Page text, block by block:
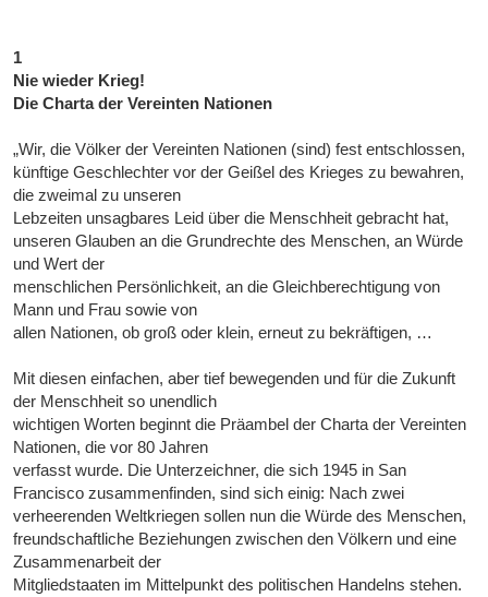
1
Nie wieder Krieg!
Die Charta der Vereinten Nationen
„Wir, die Völker der Vereinten Nationen (sind) fest entschlossen,
künftige Geschlechter vor der Geißel des Krieges zu bewahren,
die zweimal zu unseren
Lebzeiten unsagbares Leid über die Menschheit gebracht hat,
unseren Glauben an die Grundrechte des Menschen, an Würde
und Wert der
menschlichen Persönlichkeit, an die Gleichberechtigung von
Mann und Frau sowie von
allen Nationen, ob groß oder klein, erneut zu bekräftigen, …
Mit diesen einfachen, aber tief bewegenden und für die Zukunft
der Menschheit so unendlich
wichtigen Worten beginnt die Präambel der Charta der Vereinten
Nationen, die vor 80 Jahren
verfasst wurde. Die Unterzeichner, die sich 1945 in San
Francisco zusammenfinden, sind sich einig: Nach zwei
verheerenden Weltkriegen sollen nun die Würde des Menschen,
freundschaftliche Beziehungen zwischen den Völkern und eine
Zusammenarbeit der
Mitgliedstaaten im Mittelpunkt des politischen Handelns stehen.